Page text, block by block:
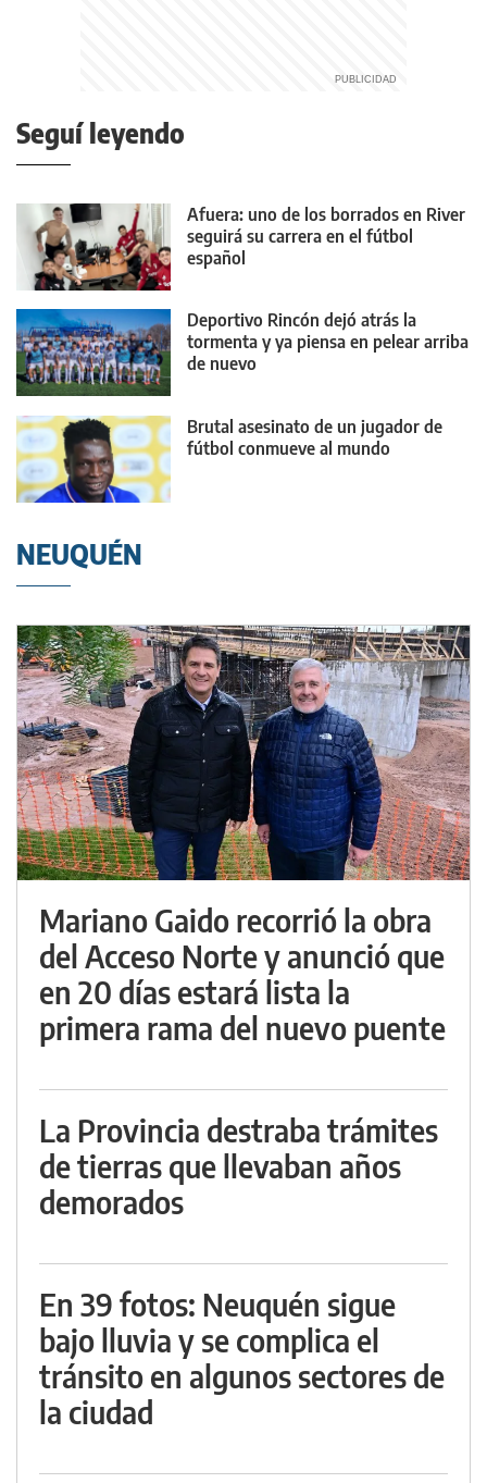
Seguí leyendo
Afuera: uno de los borrados en River
seguirá su carrera en el fútbol
español
Deportivo Rincón dejó atrás la
tormenta y ya piensa en pelear arriba
de nuevo
Brutal asesinato de un jugador de
fútbol conmueve al mundo
NEUQUÉN
Mariano Gaido recorrió la obra
del Acceso Norte y anunció que
en 20 días estará lista la
primera rama del nuevo puente
La Provincia destraba trámites
de tierras que llevaban años
demorados
En 39 fotos: Neuquén sigue
bajo lluvia y se complica el
tránsito en algunos sectores de
la ciudad